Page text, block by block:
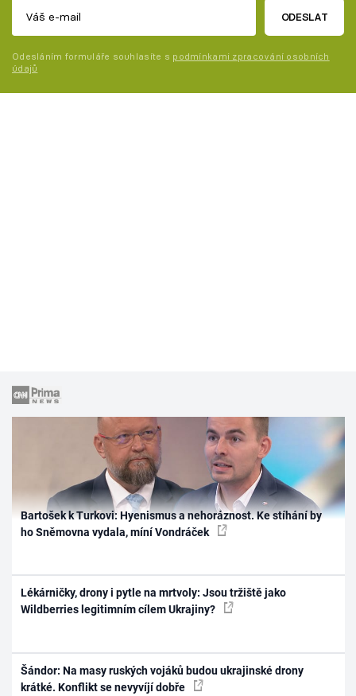
ODESLAT
Odesláním formuláře souhlasíte s podmínkami zpracování osobních
údajů
Bartošek k Turkovi: Hyenismus a nehoráznost. Ke stíhání by
ho Sněmovna vydala, míní Vondráček
Lékárničky, drony i pytle na mrtvoly: Jsou tržiště jako
Wildberries legitimním cílem Ukrajiny?
Šándor: Na masy ruských vojáků budou ukrajinské drony
krátké. Konflikt se nevyvíjí dobře